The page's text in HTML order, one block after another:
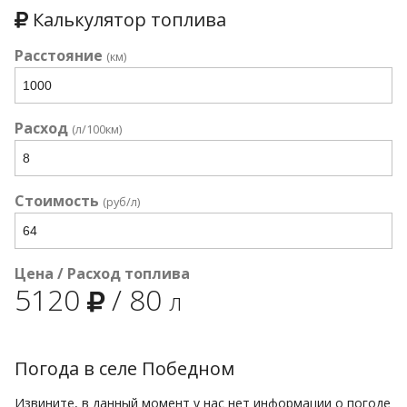
Калькулятор топлива
Расстояние (км)
Расход (л/100км)
Стоимость (руб/л)
Цена / Расход топлива
5120 / 80 л
Погода в селе Победном
Извините, в данный момент у нас нет информации о погоде